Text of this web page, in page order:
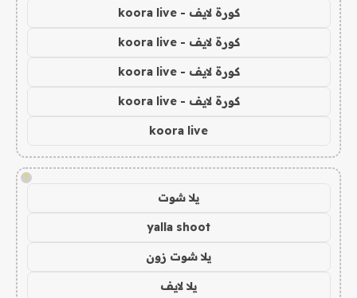
كورة لايف - koora live
كورة لايف - koora live
كورة لايف - koora live
كورة لايف - koora live
koora live
!
يلا شوت
yalla shoot
يلا شوت زون
يلا لايف